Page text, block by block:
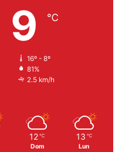
9 ℃
16º - 8º
81%
2.5 km/h
12 ℃
Dom
13 ℃
Lun